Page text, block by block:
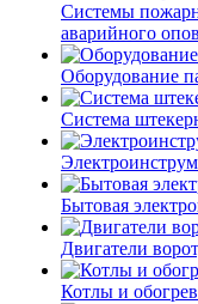
Системы
аварийного
Оборудование
Система
Бытовая
Двигатели
Котлы и